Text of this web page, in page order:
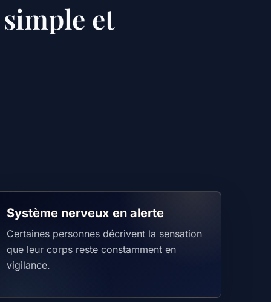
et
Système nerveux en alerte
Certaines personnes décrivent la sensation
que leur corps reste constamment en
vigilance.